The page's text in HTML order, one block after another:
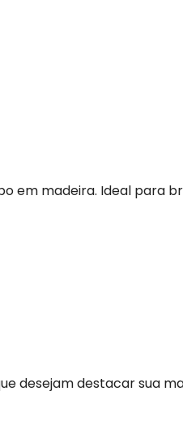
madeira. Ideal para
desejam destacar sua